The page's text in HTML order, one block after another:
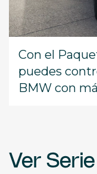
Con el
puedes
BMW con
Ver